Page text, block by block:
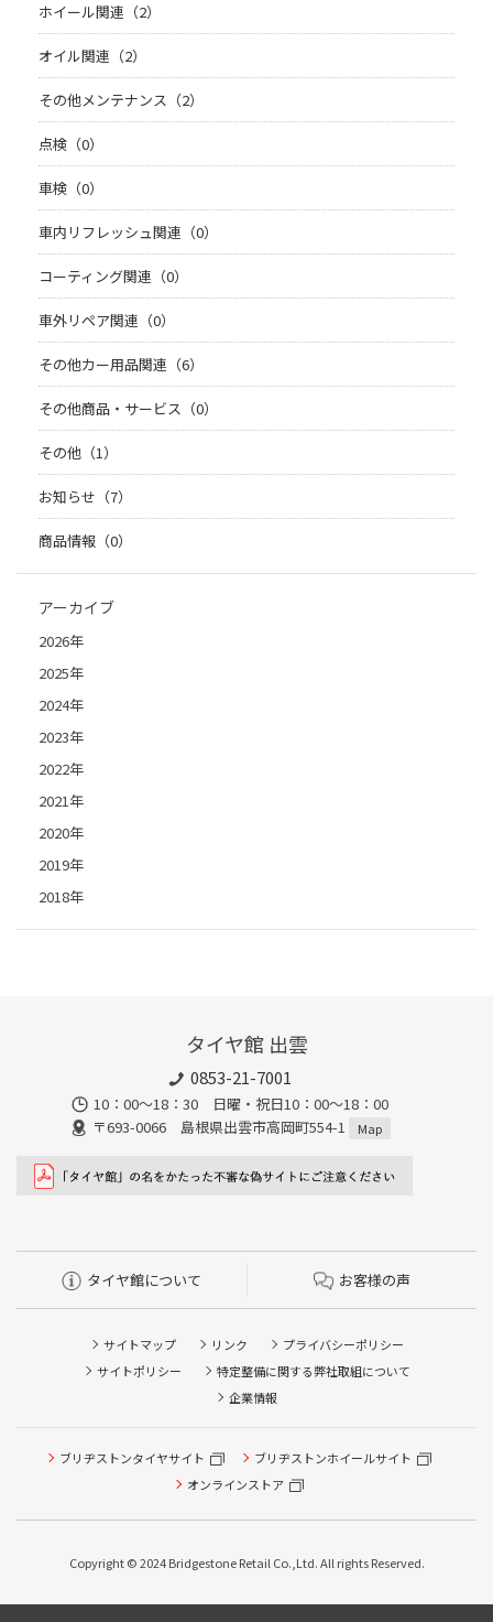
ホイール関連（2）
オイル関連（2）
その他メンテナンス（2）
点検（0）
車検（0）
車内リフレッシュ関連（0）
コーティング関連（0）
車外リペア関連（0）
その他カー用品関連（6）
その他商品・サービス（0）
その他（1）
お知らせ（7）
商品情報（0）
アーカイブ
2026年
2025年
2024年
2023年
2022年
2021年
2020年
2019年
2018年
タイヤ館 出雲
0853-21-7001
10：00～18：30 日曜・祝日10：00～18：00
〒693-0066 島根県出雲市高岡町554-1
Map
タイヤ館について お客様の声
サイトマップ リンク
プライバシーポリシー
サイトポリシー
特定整備に関する弊社取組について
企業情報
ブリヂストンタイヤサイト
ブリヂストンホイールサイト
オンラインストア
Copyright © 2024 Bridgestone Retail Co.,Ltd. All rights Reserved.